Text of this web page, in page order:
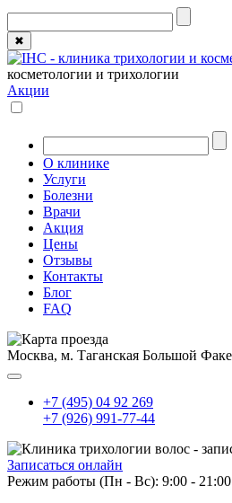
✖
косметологии и трихологии
Акции
О клинике
Услуги
Болезни
Врачи
Акция
Цены
Отзывы
Контакты
Блог
FAQ
Москва, м. Таганская Большой
+7 (495) 04 92 269
+7 (926) 991-77-44
Записаться онлайн
Режим работы (Пн - Вс): 9:00 -